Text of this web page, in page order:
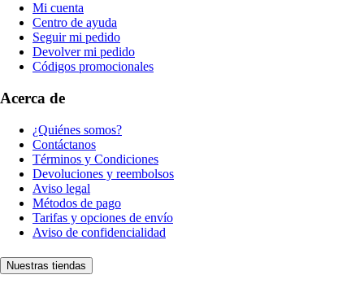
Mi cuenta
Centro de ayuda
Seguir mi pedido
Devolver mi pedido
Códigos promocionales
Acerca de
¿Quiénes somos?
Contáctanos
Términos y Condiciones
Devoluciones y reembolsos
Aviso legal
Métodos de pago
Tarifas y opciones de envío
Aviso de confidencialidad
Nuestras tiendas